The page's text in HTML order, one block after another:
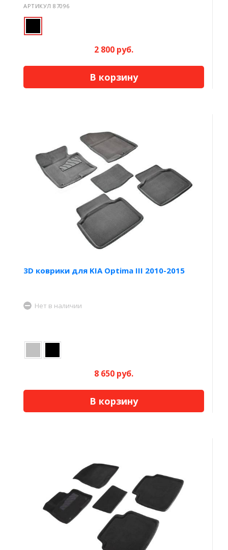
АРТИКУЛ 87096
2 800 руб.
В корзину
3D коврики для KIA Optima III 2010-2015
Нет в наличии
8 650 руб.
В корзину